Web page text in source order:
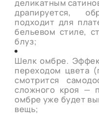
деликатным
драпируется,
подходит для
бельевом стиле,
блуз;
Шелк омбре.
переходом цвета
смотрится
сложного кроя —
омбре уже будет
вещь;